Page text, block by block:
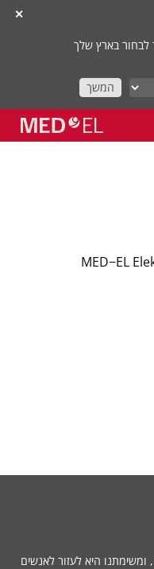
✕
לבחור בארץ שלך
המשך
‎MED−EL
היא לעזור לאנשים